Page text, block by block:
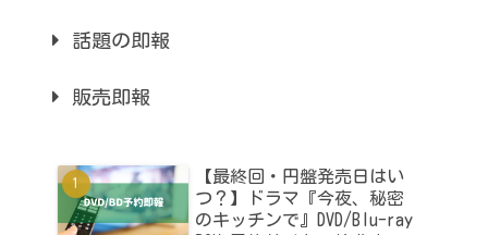
話題の即報
販売即報
【最終回・円盤発売日はい
つ？】ドラマ『今夜、秘密
のキッチンで』DVD/Blu-ray